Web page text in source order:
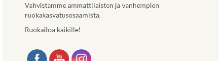
Vahvistamme ammattilaisten ja vanhempien
ruokakasvatusosaamista.
Ruokailoa kaikille!